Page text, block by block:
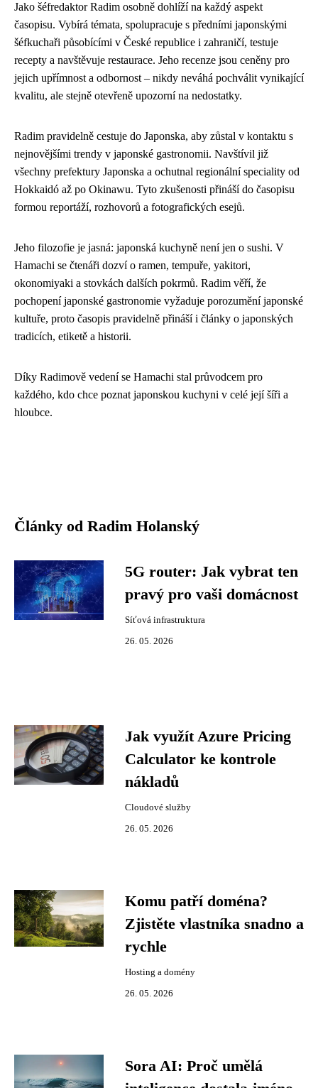
Jako šéfredaktor Radim osobně dohlíží na každý aspekt
časopisu. Vybírá témata, spolupracuje s předními japonskými
šéfkuchaři působícími v České republice i zahraničí, testuje
recepty a navštěvuje restaurace. Jeho recenze jsou ceněny pro
jejich upřímnost a odbornost – nikdy neváhá pochválit vynikající
kvalitu, ale stejně otevřeně upozorní na nedostatky.
Radim pravidelně cestuje do Japonska, aby zůstal v kontaktu s
nejnovějšími trendy v japonské gastronomii. Navštívil již
všechny prefektury Japonska a ochutnal regionální speciality od
Hokkaidó až po Okinawu. Tyto zkušenosti přináší do časopisu
formou reportáží, rozhovorů a fotografických esejů.
Jeho filozofie je jasná: japonská kuchyně není jen o sushi. V
Hamachi se čtenáři dozví o ramen, tempuře, yakitori,
okonomiyaki a stovkách dalších pokrmů. Radim věří, že
pochopení japonské gastronomie vyžaduje porozumění japonské
kultuře, proto časopis pravidelně přináší i články o japonských
tradicích, etiketě a historii.
Díky Radimově vedení se Hamachi stal průvodcem pro
každého, kdo chce poznat japonskou kuchyni v celé její šíři a
hloubce.
Články od Radim Holanský
5G router: Jak vybrat ten
pravý pro vaši domácnost
Síťová infrastruktura
26. 05. 2026
Jak využít Azure Pricing
Calculator ke kontrole
nákladů
Cloudové služby
26. 05. 2026
Komu patří doména?
Zjistěte vlastníka snadno a
rychle
Hosting a domény
26. 05. 2026
Sora AI: Proč umělá